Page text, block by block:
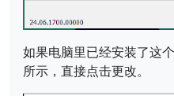
如果电脑里已经安装了这
所示，直接点击更改。